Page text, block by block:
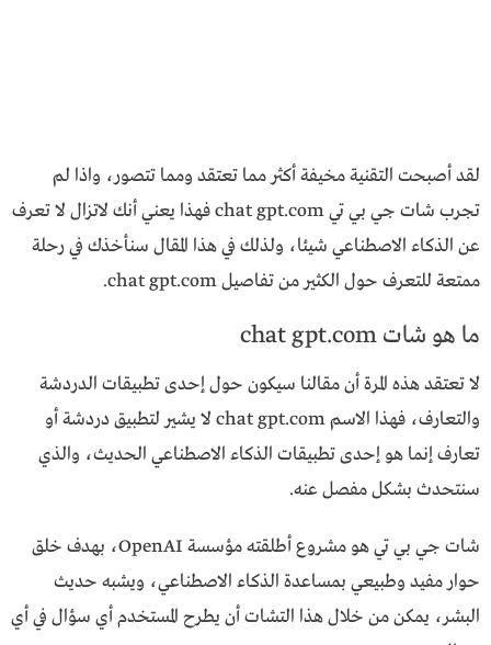
لقد أصبحت التقنية مخيفة أكثر مما تعتقد ومما تتصور، واذا لم
تجرب شات جي بي تي chat gpt.com فهذا يعني أنك لاتزال لا تعرف
عن الذكاء الاصطناعي شيئا، ولذلك في هذا المقال سنأخذك في رحلة
ممتعة للتعرف حول الكثير من تفاصيل chat gpt.com.
ما هو شات chat gpt.com
لا تعتقد هذه المرة أن مقالنا سيكون حول إحدى تطبيقات الدردشة
والتعارف، فهذا الاسم chat gpt.com لا يشير لتطبيق دردشة أو
تعارف إنما هو إحدى تطبيقات الذكاء الاصطناعي الحديث، والذي
سنتحدث بشكل مفصل عنه.
شات جي بي تي هو مشروع أطلقته مؤسسة OpenAI، بهدف خلق
حوار مفيد وطبيعي بمساعدة الذكاء الاصطناعي، ويشبه حديث
البشر، يمكن من خلال هذا التشات أن يطرح المستخدم أي سؤال في أي